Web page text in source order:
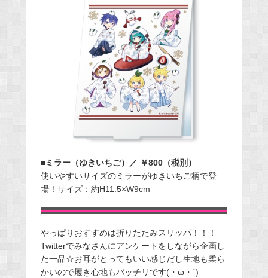
■ミラー（ゆきいちご）／ ￥800（税別）
使いやすいサイズのミラーがゆきいちご柄で登
場！サイズ：約H11.5×W9cm
やっぱりおすすめは折りたたみスリッパ！！！
Twitterでみなさんにアンケートをしながら企画し
た一品☆お耳がとってもいい感じだし生地も柔ら
かいので履き心地もバッチリです(・ω・´)